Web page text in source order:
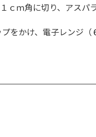
ｃｍ角に切り、アスパ
をかけ、電子レンジ（